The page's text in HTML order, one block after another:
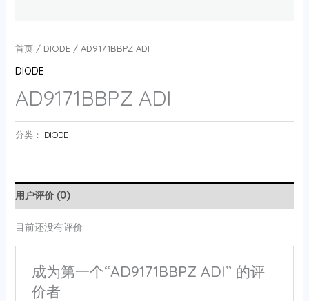
首页/ DIODE/ AD9171BBPZ ADI
DIODE
AD9171BBPZ ADI
分类： DIODE
用户评价 (0)
目前还没有评价
成为第一个“AD9171BBPZ ADI” 的评
价者